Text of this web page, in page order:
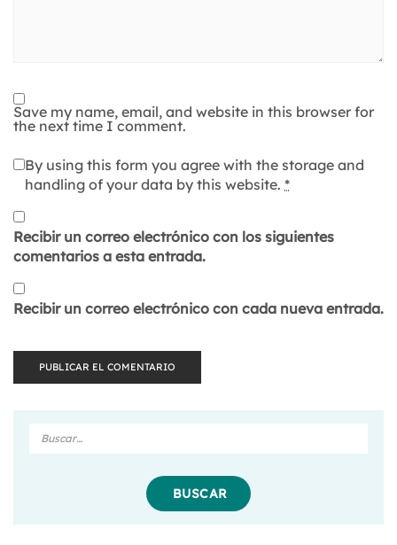
Save my name, email, and website in this browser for
the next time I comment.
By using this form you agree with the storage and
handling of your data by this website. *
Recibir un correo electrónico con los siguientes
comentarios a esta entrada.
Recibir un correo electrónico con cada nueva entrada.
Buscar